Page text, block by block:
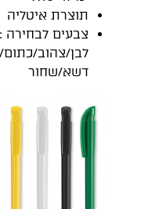
תוצרת איטליה
צבעים לבחירה :
לבן/צהוב/כתום/
דשא/שחור